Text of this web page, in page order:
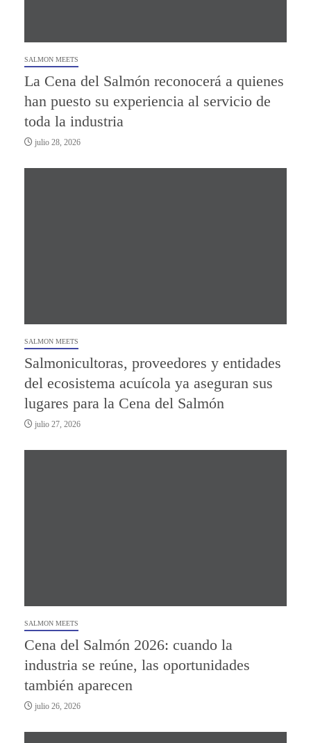
SALMON MEETS
La Cena del Salmón reconocerá a quienes
han puesto su experiencia al servicio de
toda la industria
julio 28, 2026
SALMON MEETS
Salmonicultoras, proveedores y entidades
del ecosistema acuícola ya aseguran sus
lugares para la Cena del Salmón
julio 27, 2026
SALMON MEETS
Cena del Salmón 2026: cuando la
industria se reúne, las oportunidades
también aparecen
julio 26, 2026